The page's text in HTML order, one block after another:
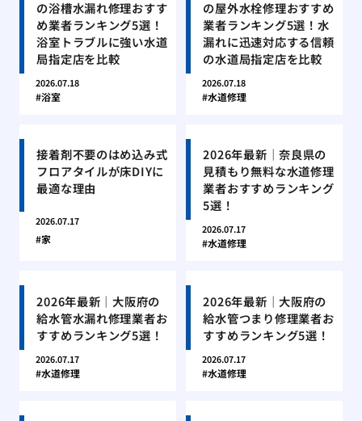
の浴槽水漏れ修理おすす
め業者ランキング5選！
浴室トラブルに強い水道
局指定店を比較
2026.07.18
浴室
の屋外水栓修理おすすめ
業者ランキング5選！水
漏れに迅速対応する信頼
の水道局指定店を比較
2026.07.18
水道修理
接着剤不要のはめ込み式
フロアタイルが床DIYに
最適な理由
2026.07.17
家
2026年最新｜奈良県の
見積もり無料な水道修理
業者おすすめランキング
5選！
2026.07.17
水道修理
2026年最新｜大阪府の
給水管水漏れ修理業者お
すすめランキング5選！
2026.07.17
水道修理
2026年最新｜大阪府の
給水管つまり修理業者お
すすめランキング5選！
2026.07.17
水道修理